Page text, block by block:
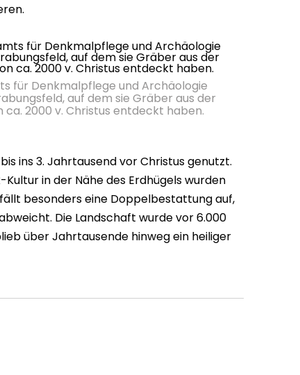
für Denkmalpflege und Archäologie
auf dem sie Gräber aus der
2000 v. Christus entdeckt haben.
ins 3. Jahrtausend vor Christus genutzt.
in der Nähe des Erdhügels wurden
besonders eine Doppelbestattung auf,
Die Landschaft wurde vor 6.000
über Jahrtausende hinweg ein heiliger